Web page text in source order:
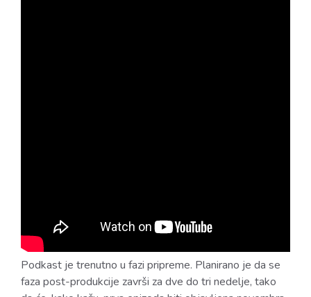
Podkast je trenutno u fazi pripreme. Planirano je da se
faza post-produkcije završi za dve do tri nedelje, tako